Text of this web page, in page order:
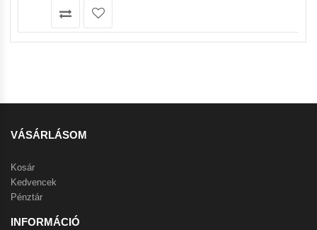
VÁSÁRLÁSOM
Kosár
Kedvencek
Pénztár
INFORMÁCIÓ